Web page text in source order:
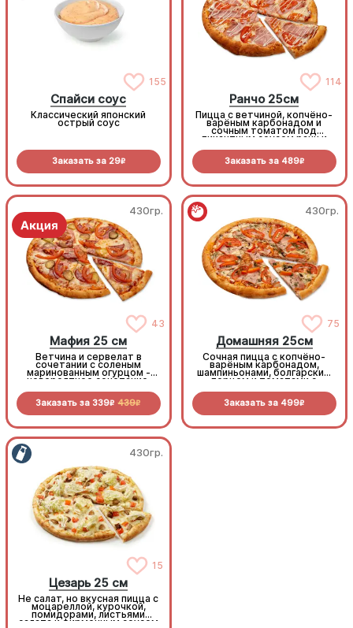
155
Спайси соус
Классический японский
острый соус
Заказать за 29R
114
Ранчо 25см
Пицца с ветчиной, копчёно-
варёным карбонадом и
сочным томатом под
пикантным соусом ранч и
Заказать за 489R
430гр.
43
Мафия 25 см
Ветчина и сервелат в
сочетании с соленым
маринованным огурцом -
невероятное сочетание,
Заказать за 339R 439R
430гр.
75
Домашняя 25см
Сочная пицца с копчёно-
варёным карбонадом,
шампиньонами, болгарским
перцем и томатами с
Заказать за 499R
430гр.
15
Цезарь 25 см
Не салат, но вкусная пицца с
моцареллой, курочкой,
помидорами, листьями
салата и фирменным соусом